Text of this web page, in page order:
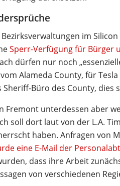
im
Sperr-Verfügung für Bürger
dürfen nur noch
Alameda County, für
Büro des County, dies
Fremont unterdessen aber
soll dort laut von der L.A.
haben. Anfragen von
eine E-Mail der
dass ihre Arbeit
von verschiedenen